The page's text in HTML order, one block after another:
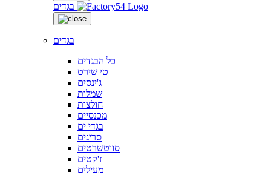
בגדים
בגדים
כל הבגדים
טי שירט
ג'ינסים
שמלות
חולצות
מכנסיים
בגדי ים
סריגים
סווטשרטים
ז'קטים
מעילים